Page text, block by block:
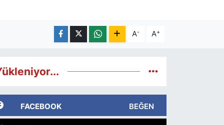
A- A+
FACEBOOK BEĞEN